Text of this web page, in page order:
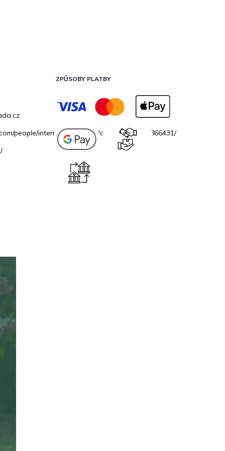
people/internetovazahradacz/100069706866431/
ZPŮSOBY PLATBY